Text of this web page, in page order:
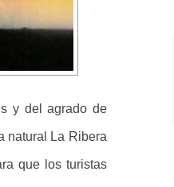
y del agrado de
natural La Ribera
que los turistas